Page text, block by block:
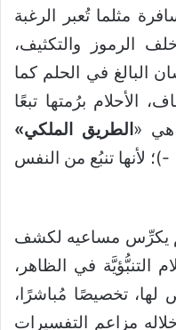
مثلما تُعبر الرغبة
الرموز والتكثيف،
البالغ في الحلم كما
الأحلام برُمتها تبعًا
هي « الطريق الملكي»
لأغوار النفس البشرية (ص 110 -)؛ لأنها تنبُع من النفس
يكرِّس مساعيه لكشف
التنبُّؤيَّة في الظاهر،
تخصيصًا مُباشرًا،
مزاعم التفسيرات